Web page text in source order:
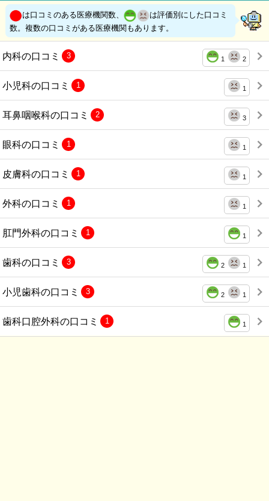
は口コミのある医療機関数、
は評価別にした口コミ
数。複数の口コミがある医療機関もあります。
内科の口コミ 1 2
3
小児科の口コミ 1
1
耳鼻咽喉科の口コミ 3
2
眼科の口コミ 1
1
皮膚科の口コミ 1
1
外科の口コミ 1
1
肛門外科の口コミ 1
1
歯科の口コミ 2 1
3
小児歯科の口コミ 2 1
3
歯科口腔外科の口コミ 1
1